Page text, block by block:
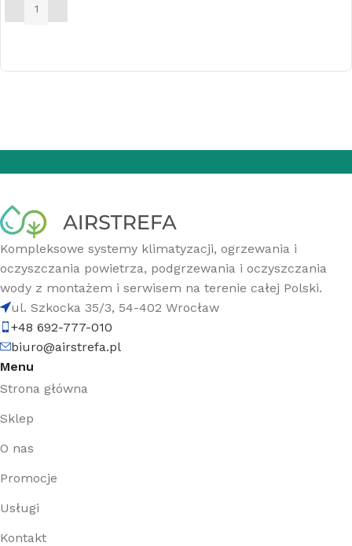
DODAJ DO KOSZYKA
Kompleksowe systemy klimatyzacji, ogrzewania i
oczyszczania powietrza, podgrzewania i oczyszczania
wody z montażem i serwisem na terenie całej Polski.
ul. Szkocka 35/3, 54-402 Wrocław
+48 692-777-010
biuro@airstrefa.pl
Menu
Strona główna
Sklep
O nas
Promocje
Usługi
Kontakt